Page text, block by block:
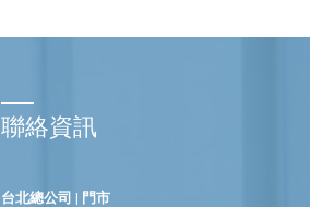
聯絡資訊
台北總公司 | 門市